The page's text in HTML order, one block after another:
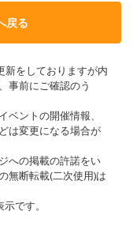
戻る
をしておりますが内
事前にご確認のう
ントの開催情報、
は変更になる場合が
への掲載の許諾をい
無断転載(二次使用)は
です。